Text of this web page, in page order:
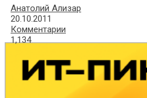
Анатолий Ализар
20.10.2011
Комментарии
1,134